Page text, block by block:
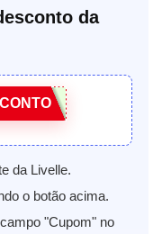
da
da Livelle.
o botão acima.
"Cupom" no